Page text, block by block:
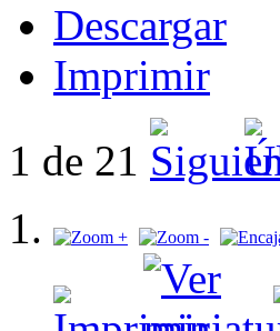
Descargar
Imprimir
1 de 21